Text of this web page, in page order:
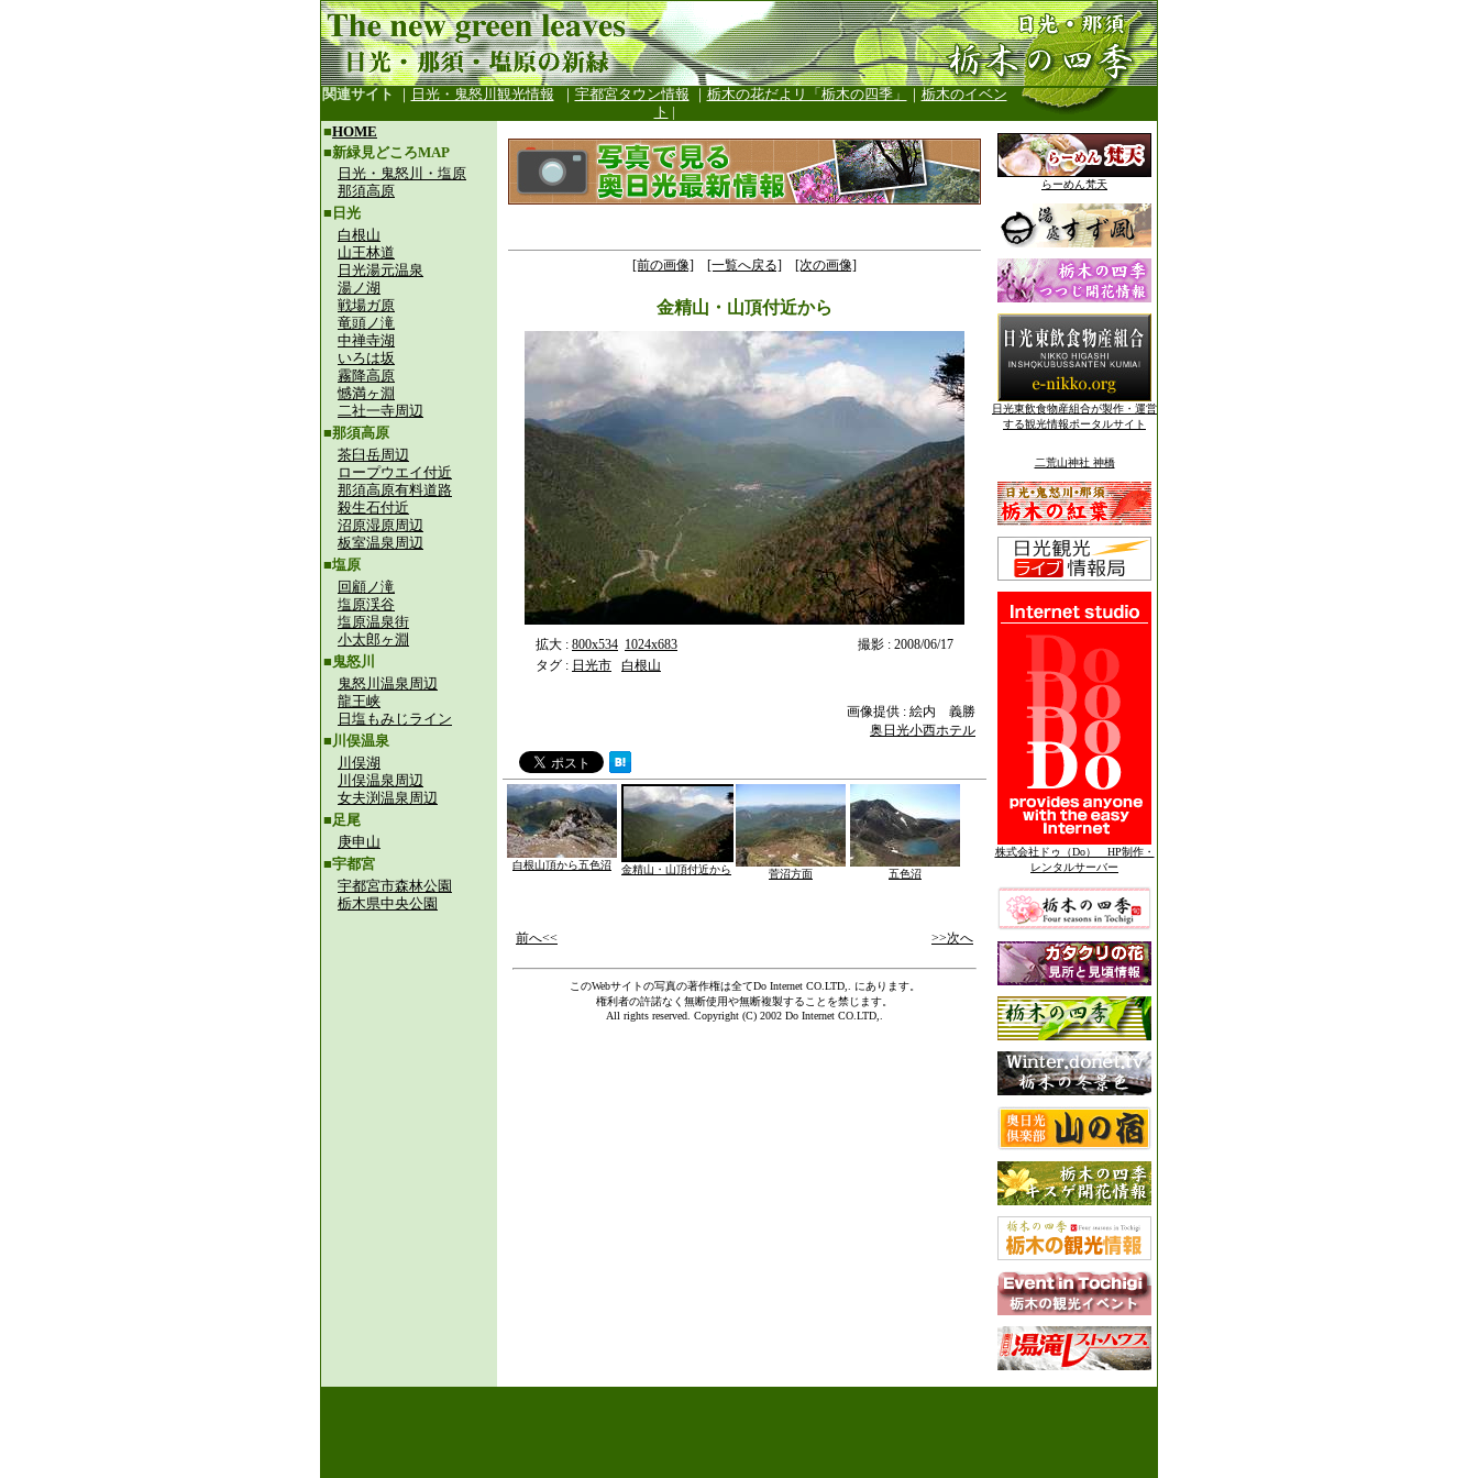
関連サイト ｜ 日光・鬼怒川観光情報 ｜ 宇都宮タウン情報 ｜ 栃木の花だよリ「栃木の四季」 ｜ 栃木のイベン
ト |
■HOME
■新緑見どころMAP
日光・鬼怒川・塩原
那須高原
■日光
白根山
山王林道
日光湯元温泉
湯ノ湖
戦場ガ原
竜頭ノ滝
中禅寺湖
いろは坂
霧降高原
憾満ヶ淵
二社一寺周辺
■那須高原
茶臼岳周辺
ロープウエイ付近
那須高原有料道路
殺生石付近
沼原湿原周辺
板室温泉周辺
■塩原
回顧ノ滝
塩原渓谷
塩原温泉街
小太郎ヶ淵
■鬼怒川
鬼怒川温泉周辺
龍王峡
日塩もみじライン
■川俣温泉
川俣湖
川俣温泉周辺
女夫渕温泉周辺
■足尾
庚申山
■宇都宮
宇都宮市森林公園
栃木県中央公園
[前の画像] [一覧へ戻る] [次の画像]
金精山・山頂付近から
拡大 : 800x534 1024x683
撮影 : 2008/06/17
タグ : 日光市 白根山
画像提供 : 絵内 義勝
奥日光小西ホテル
白根山頂から五色沼 金精山・山頂付近から 菅沼方面 五色沼
前へ<< >>次へ
このWebサイトの写真の著作権は全てDo Internet CO.LTD,.
にあります。
権利者の許諾なく無断使用や無断複製することを禁じます。
All rights reserved. Copyright (C) 2002 Do Internet CO.LTD,.
らーめん梵天
日光東飲食物産組合が製作・運営
する観光情報ポータルサイト
二荒山神社 神橋
株式会社ドゥ（Do） HP制作・
レンタルサーバー